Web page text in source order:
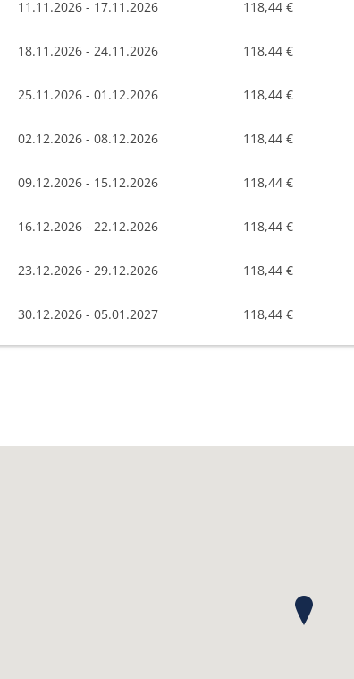
11.11.2026 - 17.11.2026 118,44 €
18.11.2026 - 24.11.2026 118,44 €
25.11.2026 - 01.12.2026 118,44 €
02.12.2026 - 08.12.2026 118,44 €
09.12.2026 - 15.12.2026 118,44 €
16.12.2026 - 22.12.2026 118,44 €
23.12.2026 - 29.12.2026 118,44 €
30.12.2026 - 05.01.2027 118,44 €